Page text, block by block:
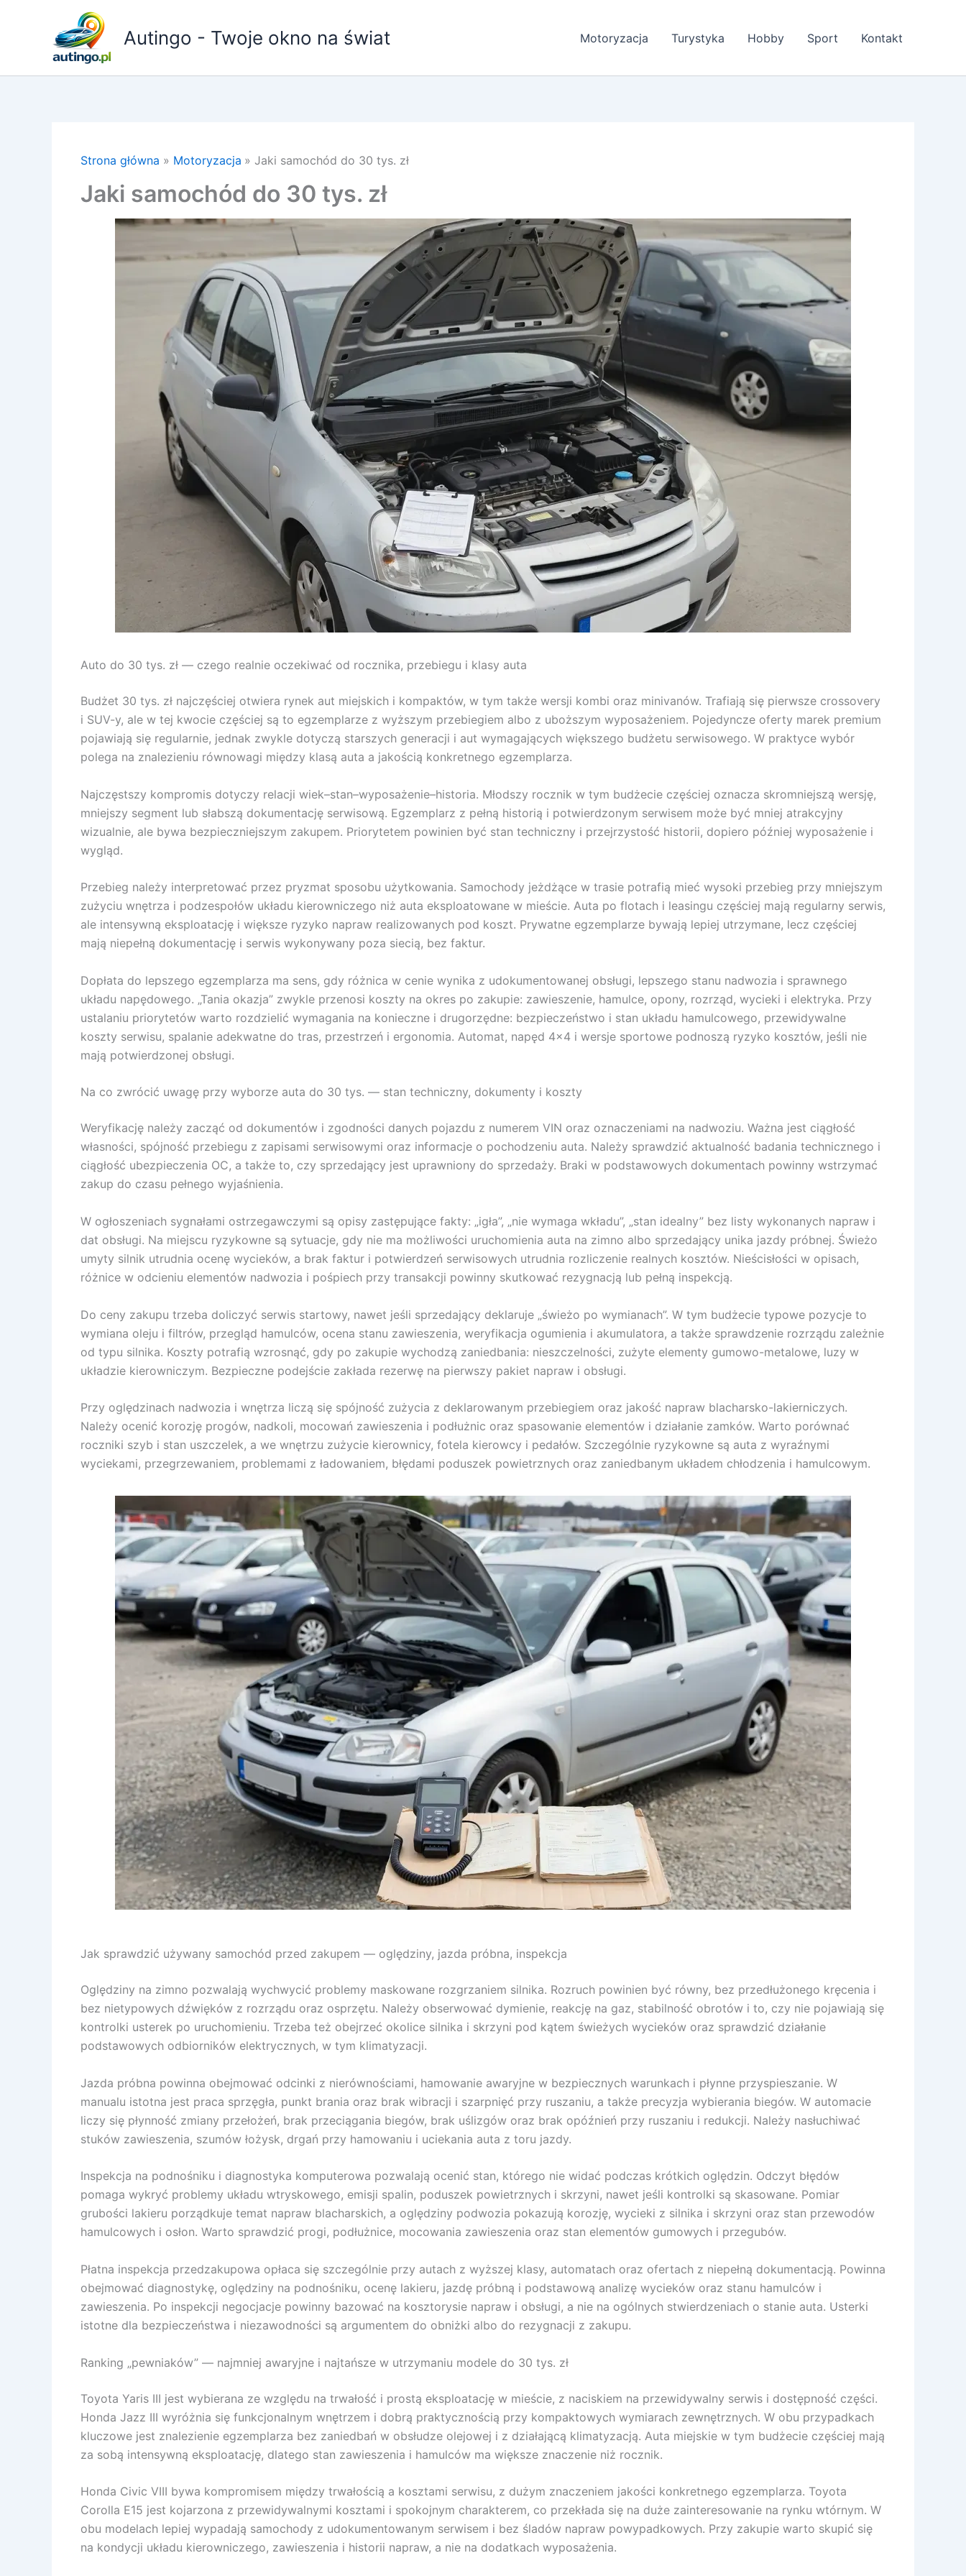
Autingo - Twoje okno na świat Motoryzacja Turystyka Hobby Sport Kontakt
Strona główna Motoryzacja Jaki samochód do 30 tys. zł
Jaki samochód do 30 tys. zł
Auto do 30 tys. zł — czego realnie oczekiwać od rocznika, przebiegu i klasy auta
Budżet 30 tys. zł najczęściej otwiera rynek aut miejskich i kompaktów, w tym także wersji kombi oraz minivanów. Trafiają się pierwsze crossovery
i SUV-y, ale w tej kwocie częściej są to egzemplarze z wyższym przebiegiem albo z uboższym wyposażeniem. Pojedyncze oferty marek premium
pojawiają się regularnie, jednak zwykle dotyczą starszych generacji i aut wymagających większego budżetu serwisowego. W praktyce wybór
polega na znalezieniu równowagi między klasą auta a jakością konkretnego egzemplarza.
Najczęstszy kompromis dotyczy relacji wiek–stan–wyposażenie–historia. Młodszy rocznik w tym budżecie częściej oznacza skromniejszą wersję,
mniejszy segment lub słabszą dokumentację serwisową. Egzemplarz z pełną historią i potwierdzonym serwisem może być mniej atrakcyjny
wizualnie, ale bywa bezpieczniejszym zakupem. Priorytetem powinien być stan techniczny i przejrzystość historii, dopiero później wyposażenie i
wygląd.
Przebieg należy interpretować przez pryzmat sposobu użytkowania. Samochody jeżdżące w trasie potrafią mieć wysoki przebieg przy mniejszym
zużyciu wnętrza i podzespołów układu kierowniczego niż auta eksploatowane w mieście. Auta po flotach i leasingu częściej mają regularny serwis,
ale intensywną eksploatację i większe ryzyko napraw realizowanych pod koszt. Prywatne egzemplarze bywają lepiej utrzymane, lecz częściej
mają niepełną dokumentację i serwis wykonywany poza siecią, bez faktur.
Dopłata do lepszego egzemplarza ma sens, gdy różnica w cenie wynika z udokumentowanej obsługi, lepszego stanu nadwozia i sprawnego
układu napędowego. „Tania okazja” zwykle przenosi koszty na okres po zakupie: zawieszenie, hamulce, opony, rozrząd, wycieki i elektryka. Przy
ustalaniu priorytetów warto rozdzielić wymagania na konieczne i drugorzędne: bezpieczeństwo i stan układu hamulcowego, przewidywalne
koszty serwisu, spalanie adekwatne do tras, przestrzeń i ergonomia. Automat, napęd 4×4 i wersje sportowe podnoszą ryzyko kosztów, jeśli nie
mają potwierdzonej obsługi.
Na co zwrócić uwagę przy wyborze auta do 30 tys. — stan techniczny, dokumenty i koszty
Weryfikację należy zacząć od dokumentów i zgodności danych pojazdu z numerem VIN oraz oznaczeniami na nadwoziu. Ważna jest ciągłość
własności, spójność przebiegu z zapisami serwisowymi oraz informacje o pochodzeniu auta. Należy sprawdzić aktualność badania technicznego i
ciągłość ubezpieczenia OC, a także to, czy sprzedający jest uprawniony do sprzedaży. Braki w podstawowych dokumentach powinny wstrzymać
zakup do czasu pełnego wyjaśnienia.
W ogłoszeniach sygnałami ostrzegawczymi są opisy zastępujące fakty: „igła”, „nie wymaga wkładu”, „stan idealny” bez listy wykonanych napraw i
dat obsługi. Na miejscu ryzykowne są sytuacje, gdy nie ma możliwości uruchomienia auta na zimno albo sprzedający unika jazdy próbnej. Świeżo
umyty silnik utrudnia ocenę wycieków, a brak faktur i potwierdzeń serwisowych utrudnia rozliczenie realnych kosztów. Nieścisłości w opisach,
różnice w odcieniu elementów nadwozia i pośpiech przy transakcji powinny skutkować rezygnacją lub pełną inspekcją.
Do ceny zakupu trzeba doliczyć serwis startowy, nawet jeśli sprzedający deklaruje „świeżo po wymianach”. W tym budżecie typowe pozycje to
wymiana oleju i filtrów, przegląd hamulców, ocena stanu zawieszenia, weryfikacja ogumienia i akumulatora, a także sprawdzenie rozrządu zależnie
od typu silnika. Koszty potrafią wzrosnąć, gdy po zakupie wychodzą zaniedbania: nieszczelności, zużyte elementy gumowo-metalowe, luzy w
układzie kierowniczym. Bezpieczne podejście zakłada rezerwę na pierwszy pakiet napraw i obsługi.
Przy oględzinach nadwozia i wnętrza liczą się spójność zużycia z deklarowanym przebiegiem oraz jakość napraw blacharsko-lakierniczych.
Należy ocenić korozję progów, nadkoli, mocowań zawieszenia i podłużnic oraz spasowanie elementów i działanie zamków. Warto porównać
roczniki szyb i stan uszczelek, a we wnętrzu zużycie kierownicy, fotela kierowcy i pedałów. Szczególnie ryzykowne są auta z wyraźnymi
wyciekami, przegrzewaniem, problemami z ładowaniem, błędami poduszek powietrznych oraz zaniedbanym układem chłodzenia i hamulcowym.
Jak sprawdzić używany samochód przed zakupem — oględziny, jazda próbna, inspekcja
Oględziny na zimno pozwalają wychwycić problemy maskowane rozgrzaniem silnika. Rozruch powinien być równy, bez przedłużonego kręcenia i
bez nietypowych dźwięków z rozrządu oraz osprzętu. Należy obserwować dymienie, reakcję na gaz, stabilność obrotów i to, czy nie pojawiają się
kontrolki usterek po uruchomieniu. Trzeba też obejrzeć okolice silnika i skrzyni pod kątem świeżych wycieków oraz sprawdzić działanie
podstawowych odbiorników elektrycznych, w tym klimatyzacji.
Jazda próbna powinna obejmować odcinki z nierównościami, hamowanie awaryjne w bezpiecznych warunkach i płynne przyspieszanie. W
manualu istotna jest praca sprzęgła, punkt brania oraz brak wibracji i szarpnięć przy ruszaniu, a także precyzja wybierania biegów. W automacie
liczy się płynność zmiany przełożeń, brak przeciągania biegów, brak uślizgów oraz brak opóźnień przy ruszaniu i redukcji. Należy nasłuchiwać
stuków zawieszenia, szumów łożysk, drgań przy hamowaniu i uciekania auta z toru jazdy.
Inspekcja na podnośniku i diagnostyka komputerowa pozwalają ocenić stan, którego nie widać podczas krótkich oględzin. Odczyt błędów
pomaga wykryć problemy układu wtryskowego, emisji spalin, poduszek powietrznych i skrzyni, nawet jeśli kontrolki są skasowane. Pomiar
grubości lakieru porządkuje temat napraw blacharskich, a oględziny podwozia pokazują korozję, wycieki z silnika i skrzyni oraz stan przewodów
hamulcowych i osłon. Warto sprawdzić progi, podłużnice, mocowania zawieszenia oraz stan elementów gumowych i przegubów.
Płatna inspekcja przedzakupowa opłaca się szczególnie przy autach z wyższej klasy, automatach oraz ofertach z niepełną dokumentacją. Powinna
obejmować diagnostykę, oględziny na podnośniku, ocenę lakieru, jazdę próbną i podstawową analizę wycieków oraz stanu hamulców i
zawieszenia. Po inspekcji negocjacje powinny bazować na kosztorysie napraw i obsługi, a nie na ogólnych stwierdzeniach o stanie auta. Usterki
istotne dla bezpieczeństwa i niezawodności są argumentem do obniżki albo do rezygnacji z zakupu.
Ranking „pewniaków” — najmniej awaryjne i najtańsze w utrzymaniu modele do 30 tys. zł
Toyota Yaris III jest wybierana ze względu na trwałość i prostą eksploatację w mieście, z naciskiem na przewidywalny serwis i dostępność części.
Honda Jazz III wyróżnia się funkcjonalnym wnętrzem i dobrą praktycznością przy kompaktowych wymiarach zewnętrznych. W obu przypadkach
kluczowe jest znalezienie egzemplarza bez zaniedbań w obsłudze olejowej i z działającą klimatyzacją. Auta miejskie w tym budżecie częściej mają
za sobą intensywną eksploatację, dlatego stan zawieszenia i hamulców ma większe znaczenie niż rocznik.
Honda Civic VIII bywa kompromisem między trwałością a kosztami serwisu, z dużym znaczeniem jakości konkretnego egzemplarza. Toyota
Corolla E15 jest kojarzona z przewidywalnymi kosztami i spokojnym charakterem, co przekłada się na duże zainteresowanie na rynku wtórnym. W
obu modelach lepiej wypadają samochody z udokumentowanym serwisem i bez śladów napraw powypadkowych. Przy zakupie warto skupić się
na kondycji układu kierowniczego, zawieszenia i historii napraw, a nie na dodatkach wyposażenia.